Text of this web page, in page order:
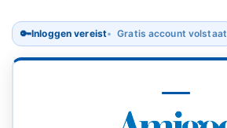
🔑Inloggen vereist Gratis account volstaat